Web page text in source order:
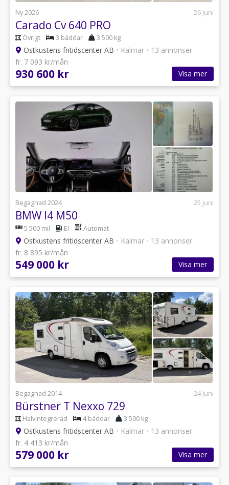
Ny 2026 26 juni
Carado Cv 640 PRO
Övrigt 3 bäddar 3 500 kg
Ostkustens fritidscenter AB • Kalmar • 13 annonser
fr. 7 093 kr/mån
930 600 kr Visa mer
Begagnad 2024 25 juni
BMW I4 M50
5 500 mil El Automat
Ostkustens fritidscenter AB • Kalmar • 13 annonser
fr. 8 895 kr/mån
549 000 kr Visa mer
Begagnad 2014 24 juni
Bürstner T Nexxo 729
Halvintegrerad 4 bäddar 3 500 kg
Ostkustens fritidscenter AB • Kalmar • 13 annonser
fr. 4 413 kr/mån
579 000 kr Visa mer